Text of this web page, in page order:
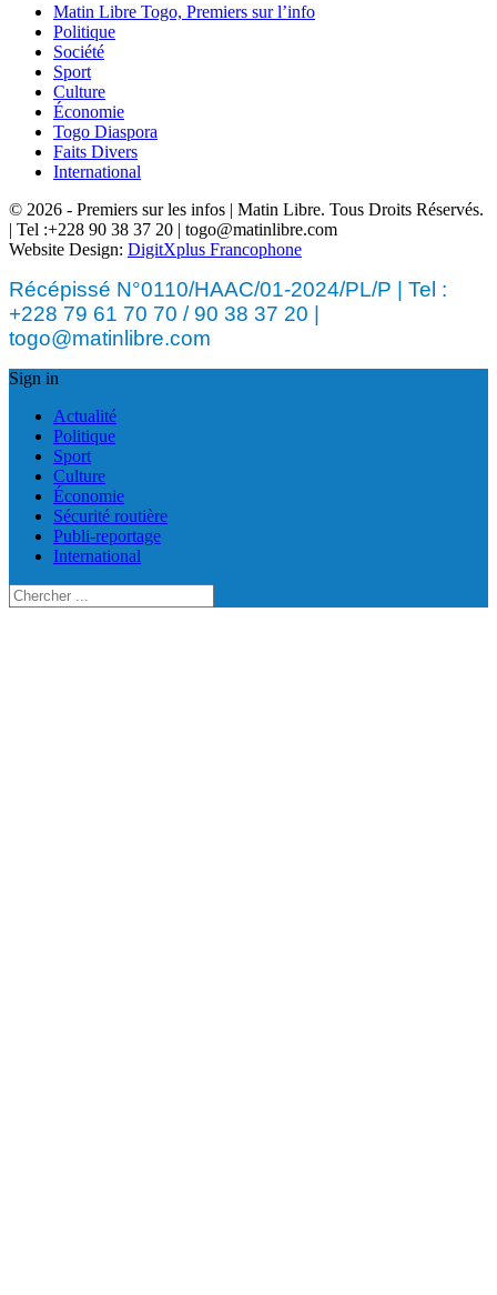
Matin Libre Togo, Premiers sur l’info
Politique
Société
Sport
Culture
Économie
Togo Diaspora
Faits Divers
International
© 2026 - Premiers sur les infos | Matin Libre. Tous Droits Réservés.
| Tel :+228 90 38 37 20 | togo@matinlibre.com
Website Design: DigitXplus Francophone
Récépissé N°0110/HAAC/01-2024/PL/P | Tel :
+228 79 61 70 70 / 90 38 37 20 |
togo@matinlibre.com
Sign in
Actualité
Politique
Sport
Culture
Économie
Sécurité routière
Publi-reportage
International